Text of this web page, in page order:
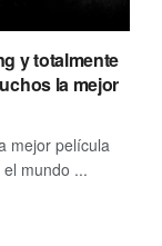
y totalmente
la mejor
mejor película
mundo ...